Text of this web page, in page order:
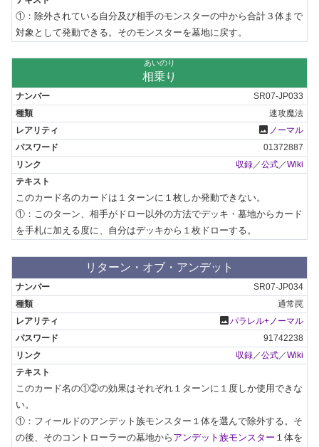
①：除外されている自分及び相手のモンスターの中から合計３体まで
対象として発動できる。そのモンスターを墓地に戻す。
あいのり
相乗り
SR07-JP033
速攻魔法
photo ノーマル
01372887
収録／公式／Wiki
このカード名のカードは１ターンに１枚しか発動できない。
①：このターン、相手がドロー以外の方法でデッキ・墓地からカード
を手札に加える度に、自分はデッキから１枚ドローする。
リターン・オブ・アンデット
SR07-JP034
通常罠
photoパラレル+ノーマル
91742238
収録 ／公式 ／Wiki
このカード名の①②の効果はそれぞれ１ターンに１度しか使用できな
い。
①：フィールドのアンデット族モンスター１体を選んで除外する。そ
の後、そのコントローラーの墓地から アンデット族モンスター １体を